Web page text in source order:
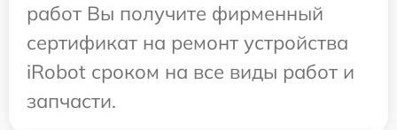
работ Вы получите фирменный
сертификат на ремонт устройства
iRobot сроком на все виды работ и
запчасти.